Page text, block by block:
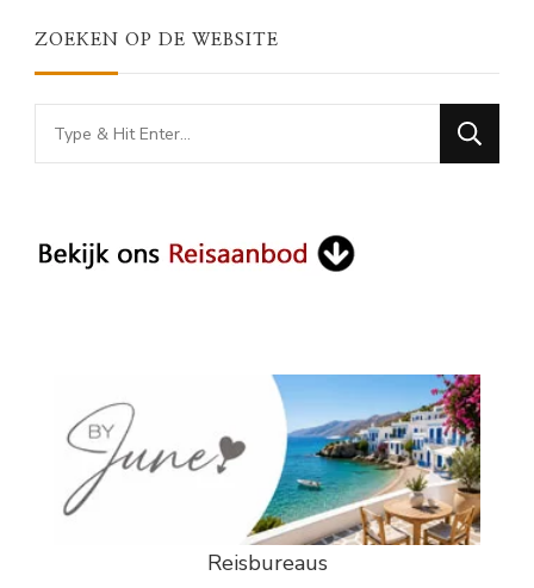
ZOEKEN OP DE WEBSITE
Looking
for
Reisbureaus